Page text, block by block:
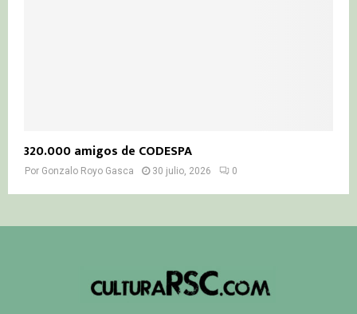
320.000 amigos de CODESPA
Por Gonzalo Royo Gasca 30 julio, 2026 0